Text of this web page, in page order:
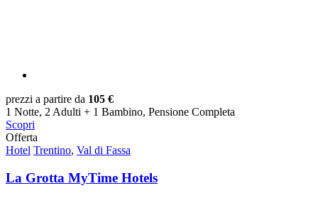
prezzi a partire da 105 €
1 Notte, 2 Adulti + 1 Bambino, Pensione Completa
Scopri
Offerta
Hotel Trentino, Val di Fassa
La Grotta MyTime Hotels